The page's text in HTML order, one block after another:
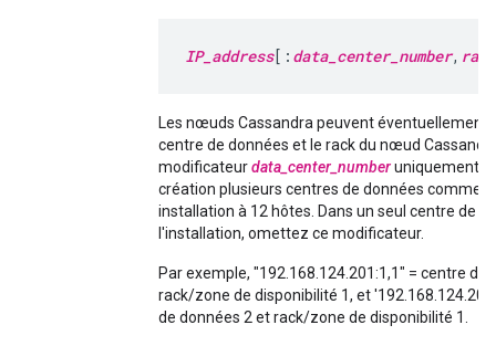
IP_address[: data_center_number,
Les nœuds Cassandra peuvent éventuellement
centre de données et le rack du nœud
modificateurdata_center_numberuniquement
création plusieurs centres de données comme
installation à 12 hôtes. Dans un seul centre de
l'installation, omettez ce modificateur.
Par exemple, "192.168.124.201:1,1" = centre de
rack/zone de disponibilité 1, et
de données 2 et rack/zone de disponibilité 1.